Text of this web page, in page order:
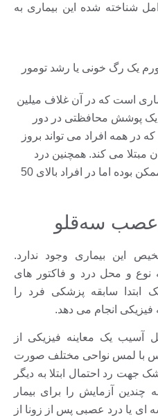
شناخته شده این بیماری به
یک رگ خونی یا رشد تومور
است که در آن غلاف میلین
یک پوشش محافظتی در دور
در همه افراد می تواند بروز
مبتلا می کند. همچنین درد
عصب سه قلو در هر سنی ممکن بوده اما در افراد بالای 50
عصب سه‌قلو
این بیماری وجود ندارد.
و محل درد و فاکتور های
سابقه پزشکی فرد را
انجام می دهد.
آسیب یک معاینه فیزیکی از
با لمس نواحی مختلف صورت
رد احتمال ابتلا به دیگر
چندین آزمایش را برای بیمار
یا درد عصبی پس از زونا از